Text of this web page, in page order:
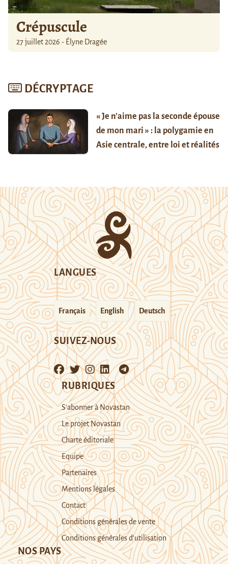
Crépuscule
27 juillet 2026 - Élyne Dragée
DÉCRYPTAGE
« Je n’aime pas la seconde épouse
de mon mari » : la polygamie en
Asie centrale, entre loi et réalités
LANGUES
Français English Deutsch
SUIVEZ-NOUS
RUBRIQUES
S’abonner à Novastan
Le projet Novastan
Charte éditoriale
Equipe
Partenaires
Mentions légales
Contact
Conditions générales de vente
Conditions générales d’utilisation
NOS PAYS